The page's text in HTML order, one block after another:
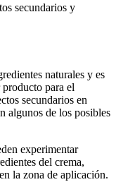
secundarios y
naturales y es
para el
secundarios en
algunos de los posibles
experimentar
del crema,
la zona de aplicación.